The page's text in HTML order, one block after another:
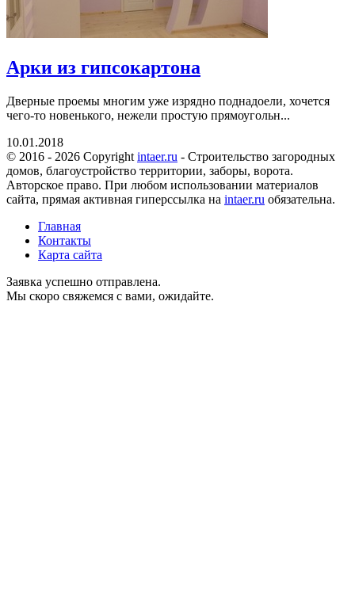
Арки из гипсокартона
Дверные проемы многим уже изрядно поднадоели, хочется
чего-то новенького, нежели простую прямоугольн...
10.01.2018
© 2016 - 2026 Copyright intaer.ru - Cтроительство загородных
домов, благоустройство территории, заборы, ворота.
Авторское право. При любом использовании материалов
сайта, прямая активная гиперссылка на intaer.ru обязательна.
Главная
Контакты
Карта сайта
Заявка успешно отправлена.
Мы скоро свяжемся с вами, ожидайте.